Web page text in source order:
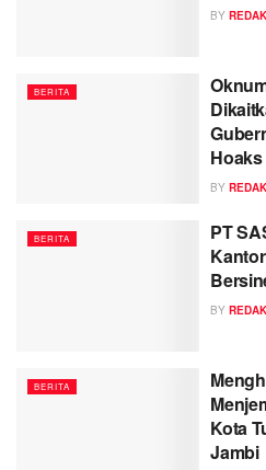
BY
BERITA
Hoaks
BY
BERITA
PT
BY
BERITA
Kota
Jambi